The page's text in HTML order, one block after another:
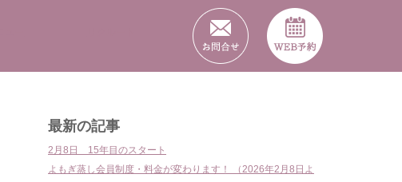
最新の記事
2月8日 15年目のスタート
よもぎ蒸し会員制度・料金が変わります！ （2026年2月8日よ